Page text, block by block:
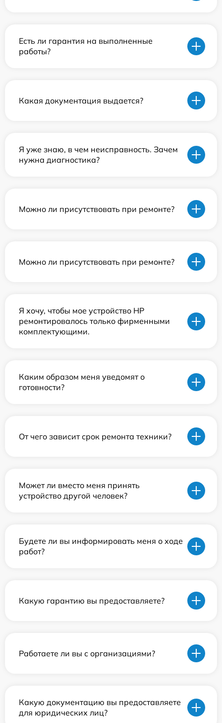
Есть ли гарантия на выполненные
работы?
Какая документация выдается?
Я уже знаю, в чем неисправность. Зачем
нужна диагностика?
Можно ли присутствовать при ремонте?
Можно ли присутствовать при ремонте?
Я хочу, чтобы мое устройство HP
ремонтировалось только фирменными
комплектующими.
Каким образом меня уведомят о
готовности?
От чего зависит срок ремонта техники?
Может ли вместо меня принять
устройство другой человек?
Будете ли вы информировать меня о ходе
работ?
Какую гарантию вы предоставляете?
Работаете ли вы с организациями?
Какую документацию вы предоставляете
для юридических лиц?